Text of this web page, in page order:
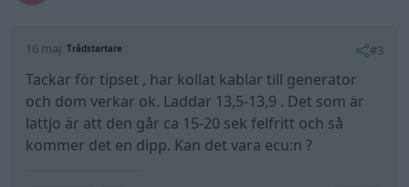
16 maj Trådstartare #3
Tackar för tipset , har kollat kablar till generator
och dom verkar ok. Laddar 13,5-13,9 . Det som är
lattjo är att den går ca 15-20 sek felfritt och så
kommer det en dipp. Kan det vara ecu:n ?